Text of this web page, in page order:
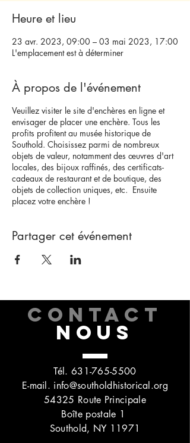
Heure et lieu
23 avr. 2023, 09:00 – 03 mai 2023, 17:00
L'emplacement est à déterminer
À propos de l'événement
Veuillez visiter le site d'enchères en ligne et
envisager de placer une enchère. Tous les
profits profitent au musée historique de
Southold. Choisissez parmi de nombreux
objets de valeur, notamment des œuvres d'art
locales, des bijoux raffinés, des certificats-
cadeaux de restaurant et de boutique, des
objets de collection uniques, etc. Ensuite
placez votre enchère !
Partager cet événement
CONTACT
NOUS
Tél. 631-765-5500
E-mail. info@southoldhistorical.org
54325 Route Principale
Boîte postale 1
Southold, NY 11971